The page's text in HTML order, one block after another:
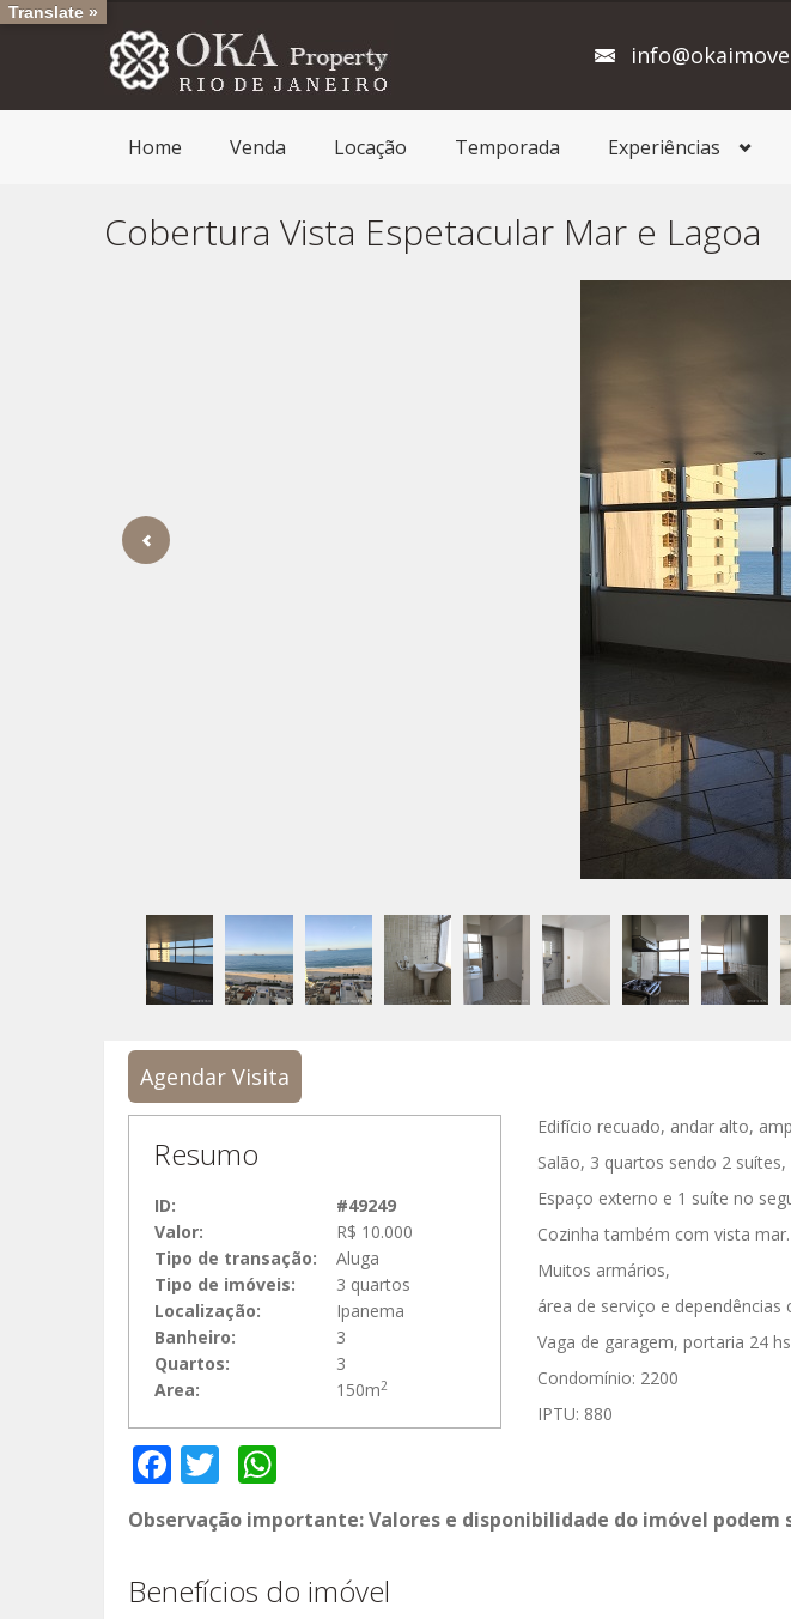
Home Venda Locação Temporada Experiências
Cobertura Vista Espetacular Mar e Lagoa
Agendar Visita
Resumo
ID:
#49249
Valor:
R$ 10.000
Tipo de transação:
Aluga
Tipo de imóveis:
3 quartos
Localização:
Ipanema
Banheiro:
3
Quartos:
3
Area:
150m2
Edifício recuado, andar alto,
Salão, 3 quartos sendo 2
Espaço externo e 1 suíte no
Cozinha também com vista mar.
Muitos armários,
área de serviço e dependências
Vaga de garagem, portaria 24 hs
Condomínio: 2200
IPTU: 880
Facebook
Twitter
Observação importante: Valores e disponibilidade do imóvel
Benefícios do imóvel
Translate »